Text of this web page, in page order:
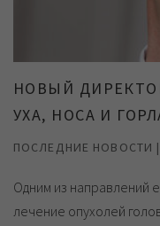
НОВЫЙ
УХА, НОСА И
ПОСЛЕДНИЕ НОВОСТИ |
Одним из направлений
лечение опухолей